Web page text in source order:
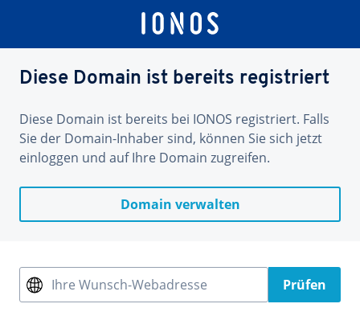
Diese Domain ist bereits registriert
Diese Domain ist bereits bei IONOS registriert. Falls
Sie der Domain-Inhaber sind, können Sie sich jetzt
einloggen und auf Ihre Domain zugreifen.
Domain verwalten
Ihre Wunsch-Webadresse Prüfen